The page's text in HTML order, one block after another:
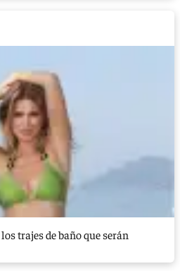
trajes de baño que serán